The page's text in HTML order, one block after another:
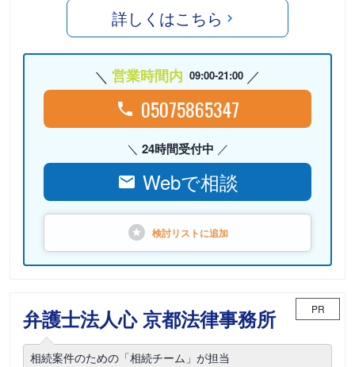
詳しくはこちら
営業時間内 09:00-21:00
05075865347
24時間受付中
Webで相談
検討リストに追加
弁護士法人心 京都法律事務所 PR
相続案件のための「相続チーム」が担当